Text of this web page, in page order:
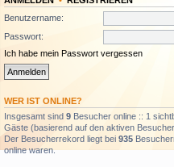
Benutzername:
Passwort:
Ich habe mein Passwort vergessen
WER IST ONLINE?
Insgesamt sind 9 Besucher online :: 1
Gäste (basierend auf den aktiven
Der Besucherrekord liegt bei 935
online waren.